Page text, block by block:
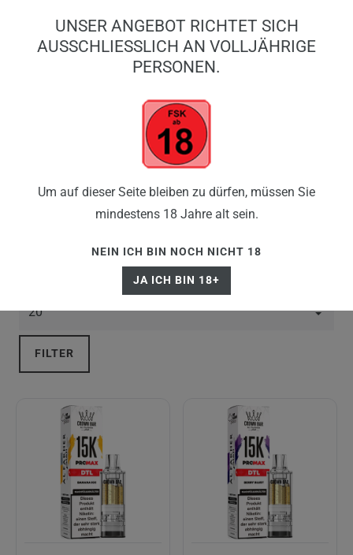
0
0,00 EUR
BIG PUFFS
FILTER
UNSER ANGEBOT RICHTET SICH
AUSSCHLIESSLICH AN VOLLJÄHRIGE P
ERSONEN.
Um auf dieser Seite bleiben zu dürfen, müssen Sie
mindestens 18 Jahre alt sein.
NEIN ICH BIN NOCH NICHT 18
JA ICH BIN 18+